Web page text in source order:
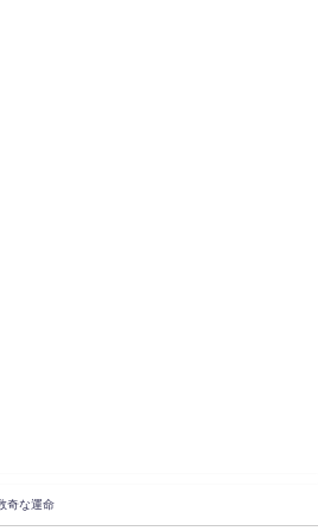
奇な運命